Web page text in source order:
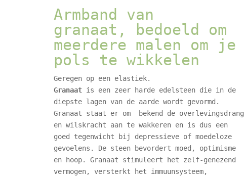
waarderin
gArmband van
granaat, bedoeld om
meerdere malen om je
pols te wikkelen
Geregen op een elastiek.
Granaat is een zeer harde edelsteen die in de
diepste lagen van de aarde wordt gevormd.
Granaat staat er om bekend de overlevingsdrang
en wilskracht aan te wakkeren en is dus een
goed tegenwicht bij depressieve of moedeloze
gevoelens. De steen bevordert moed, optimisme
en hoop. Granaat stimuleert het zelf-genezend
vermogen, versterkt het immuunsysteem,